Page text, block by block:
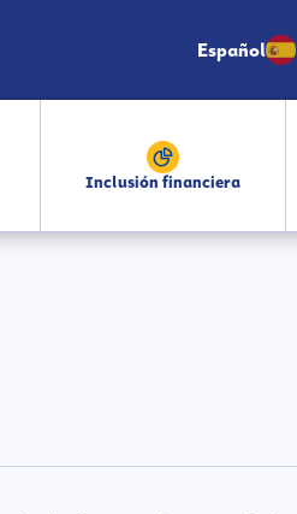
Español
Inclusión financiera